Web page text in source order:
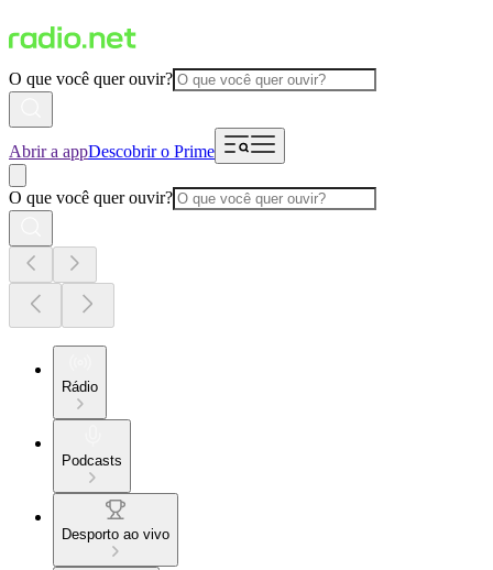
O que você quer ouvir?
Abrir a appDescobrir o Prime
O que você quer ouvir?
Rádio
Podcasts
Desporto ao vivo